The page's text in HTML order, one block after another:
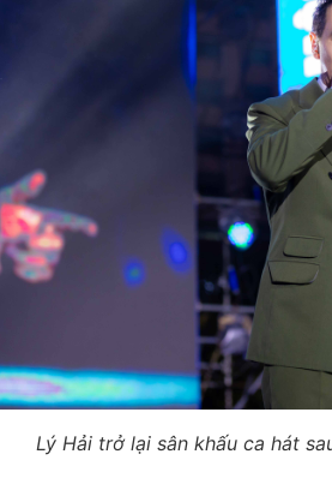
Lý Hải trở lại sân khấu ca hát